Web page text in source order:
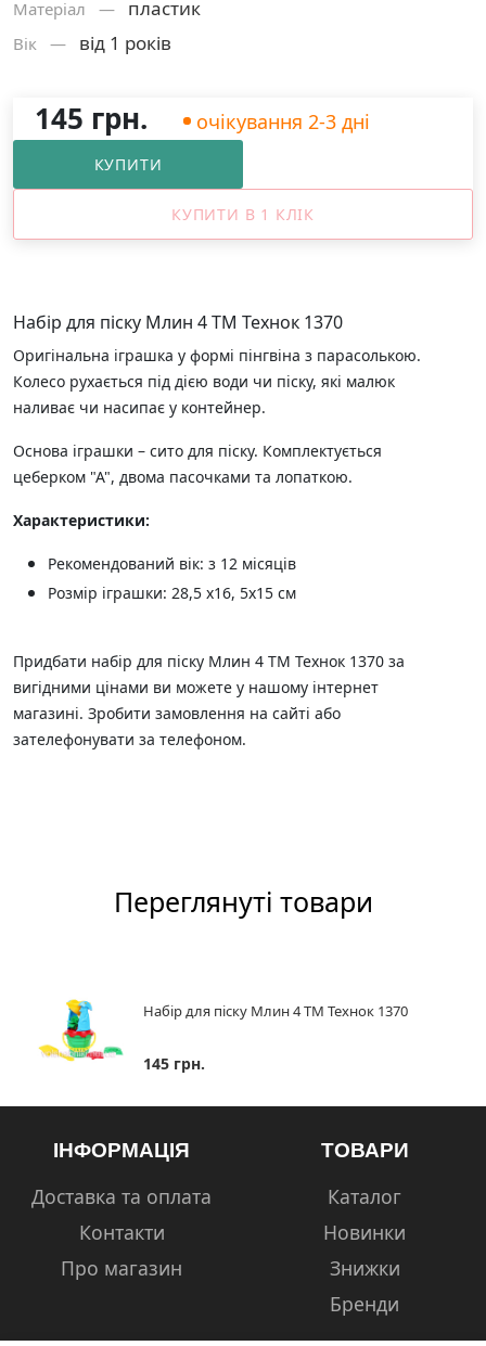
Матерiал — пластик
Вік — від 1 років
145 грн. очікування 2-3 дні
КУПИТИ
КУПИТИ В 1 КЛІК
Набір для піску Млин 4 ТМ Технок 1370
Оригінальна іграшка у формі пінгвіна з парасолькою.
Колесо рухається під дією води чи піску, які малюк
наливає чи насипає у контейнер.
Основа іграшки – сито для піску. Комплектується
цеберком "А", двома пасочками та лопаткою.
Характеристики:
Рекомендований вік: з 12 місяців
Розмір іграшки: 28,5 х16, 5х15 см
Придбати набір для піску Млин 4 ТМ Технок 1370 за
вигідними цінами ви можете у нашому інтернет
магазині. Зробити замовлення на сайті або
зателефонувати за телефоном.
Переглянуті товари
Набір для піску Млин 4 ТМ Технок 1370
145 грн.
ІНФОРМАЦІЯ
Доставка та оплата
Контакти
Про магазин
ТОВАРИ
Каталог
Новинки
Знижки
Бренди